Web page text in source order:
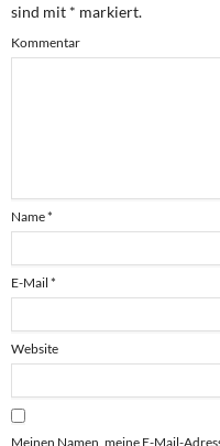
sind mit * markiert.
Kommentar
Name*
E-Mail *
Website
Meinen Namen, meine E-Mail-